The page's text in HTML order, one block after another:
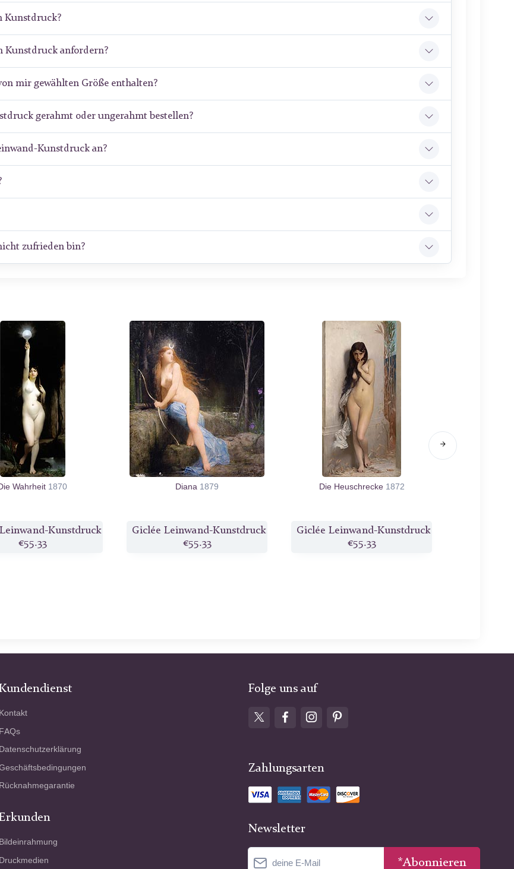
Kunstdruck?
Kunstdruck anfordern?
mir gewählten Größe enthalten?
gerahmt oder ungerahmt bestellen?
Kunstdruck an?
zufrieden bin?
Wahrheit 1870
Kunstdruck
€55.33
Diana 1879
Giclée Leinwand-Kunstdruck
€55.33
Die Heuschrecke 1872
Giclée Leinwand-Kunstdruck
€55.33
Kontakt
FAQs
Datenschutzerklärung
Rücknahmegarantie
Bildeinrahmung
Druckmedien
Folge uns auf
Zahlungsarten
Newsletter
*Abonnieren